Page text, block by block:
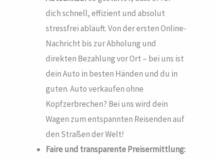
dich schnell, effizient und absolut
stressfrei abläuft. Von der ersten Online-
Nachricht bis zur Abholung und
direkten Bezahlung vor Ort – bei uns ist
dein Auto in besten Händen und du in
guten. Auto verkaufen ohne
Kopfzerbrechen? Bei uns wird dein
Wagen zum entspannten Reisenden auf
den Straßen der Welt!
Faire und transparente Preisermittlung: